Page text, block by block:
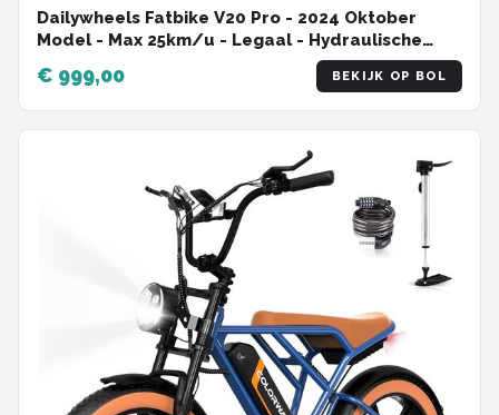
Dailywheels Fatbike V20 Pro - 2024 Oktober
Model - Max 25km/u - Legaal - Hydraulische
Remmen - Compleet met gratis Alarmsysteem +
Achterzitje + Telefoonhouder + Voetsteuntjes +
Slot - 250W - 7 versnellingen - Zwart
€ 999,00 BEKIJK OP BOL